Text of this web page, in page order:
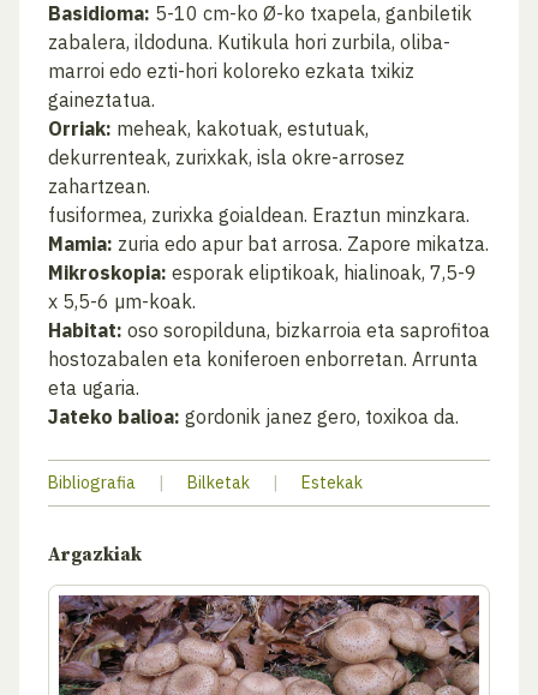
Basidioma: 5-10 cm-ko Ø-ko txapela, ganbiletik
zabalera, ildoduna. Kutikula hori zurbila, oliba-
marroi edo ezti-hori koloreko ezkata txikiz
gaineztatua.
Orriak: meheak, kakotuak, estutuak,
dekurrenteak, zurixkak, isla okre-arrosez
zahartzean.
fusiformea, zurixka goialdean. Eraztun minzkara.
Mamia: zuria edo apur bat arrosa. Zapore mikatza.
Mikroskopia: esporak eliptikoak, hialinoak, 7,5-9
x 5,5-6 µm-koak.
Habitat: oso soropilduna, bizkarroia eta saprofitoa
hostozabalen eta koniferoen enborretan. Arrunta
eta ugaria.
Jateko balioa: gordonik janez gero, toxikoa da.
Bibliografia | Bilketak | Estekak
Argazkiak